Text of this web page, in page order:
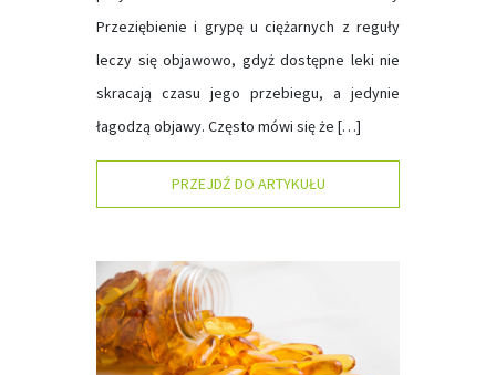
Przeziębienie i grypę u ciężarnych z reguły
leczy się objawowo, gdyż dostępne leki nie
skracają czasu jego przebiegu, a jedynie
łagodzą objawy. Często mówi się że […]
PRZEJDŹ DO ARTYKUŁU